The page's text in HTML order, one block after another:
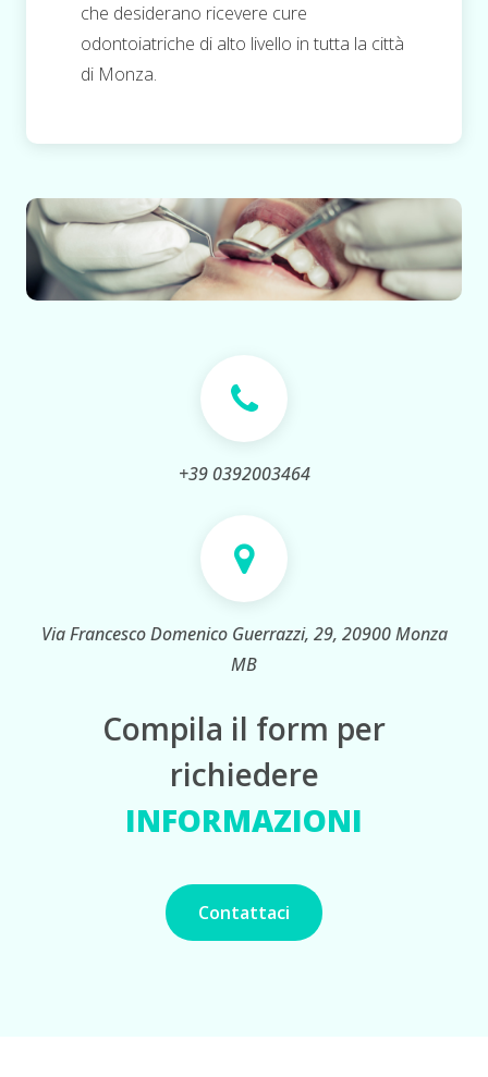
che desiderano ricevere cure
odontoiatriche di alto livello in tutta la città
di Monza.
+39 0392003464
Via Francesco Domenico Guerrazzi, 29, 20900 Monza
MB
Compila il form per
richiedere
INFORMAZIONI
Contattaci